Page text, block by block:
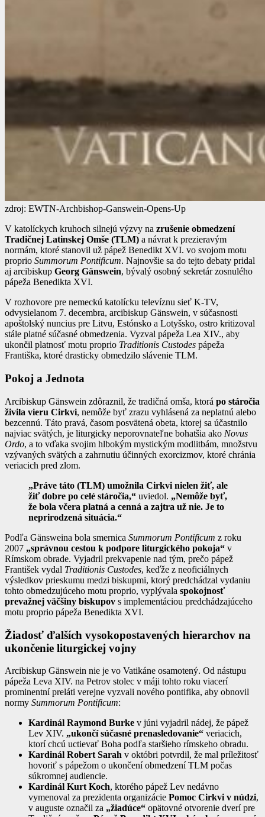
zdroj: EWTN-Archbishop-Ganswein-Opens-Up
V katolíckych kruhoch silnejú výzvy na zrušenie obmedzení
Tradičnej Latinskej Omše (TLM) a návrat k prezieravým
normám, ktoré stanovil už pápež Benedikt XVI. vo svojom motu
proprio Summorum Pontificum. Najnovšie sa do tejto debaty pridal
aj arcibiskup Georg Gänswein, bývalý osobný sekretár zosnulého
pápeža Benedikta XVI.
V rozhovore pre nemeckú katolícku televíznu sieť K-TV,
odvysielanom 7. decembra, arcibiskup Gänswein, v súčasnosti
apoštolský nuncius pre Litvu, Estónsko a Lotyšsko, ostro kritizoval
stále platné súčasné obmedzenia. Vyzval pápeža Lea XIV., aby
ukončil platnosť motu proprio Traditionis Custodes pápeža
Františka, ktoré drasticky obmedzilo slávenie TLM.
Pokoj a Jednota
Arcibiskup Gänswein zdôraznil, že tradičná omša, ktorá po stáročia
živila vieru Cirkvi, nemôže byť zrazu vyhlásená za neplatnú alebo
bezcennú. Táto pravá, časom posvätená obeta, ktorej sa účastnilo
najviac svätých, je liturgicky neporovnateľne bohatšia ako Novus
Ordo, a to vďaka svojim hlbokým mystickým modlitbám, množstvu
vzývaných svätých a zahrnutiu účinných exorcizmov, ktoré chránia
veriacich pred zlom.
„Práve táto (TLM) umožnila Cirkvi nielen žiť, ale
žiť dobre po celé stáročia,“ uviedol. „Nemôže byť,
že bola včera platná a cenná a zajtra už nie. Je to
neprirodzená situácia.“
Podľa Gänsweina bola smernica Summorum Pontificum z roku
2007 „správnou cestou k podpore liturgického pokoja“ v
Rímskom obrade. Vyjadril prekvapenie nad tým, prečo pápež
František vydal Traditionis Custodes, keďže z neoficiálnych
výsledkov prieskumu medzi biskupmi, ktorý predchádzal vydaniu
tohto obmedzujúceho motu proprio, vyplývala spokojnosť
prevažnej väčšiny biskupov s implementáciou predchádzajúceho
motu proprio pápeža Benedikta XVI.
Žiadosť ďalších vysokopostavených hierarchov na
ukončenie liturgickej vojny
Arcibiskup Gänswein nie je vo Vatikáne osamotený. Od nástupu
pápeža Leva XIV. na Petrov stolec v máji tohto roku viacerí
prominentní preláti verejne vyzvali nového pontifika, aby obnovil
normy Summorum Pontificum:
Kardinál Raymond Burke v júni vyjadril nádej, že pápež
Lev XIV. „ukončí súčasné prenasledovanie“ veriacich,
ktorí chcú uctievať Boha podľa staršieho rímskeho obradu.
Kardinál Robert Sarah v októbri potvrdil, že mal príležitosť
hovoriť s pápežom o ukončení obmedzení TLM počas
súkromnej audiencie.
Kardinál Kurt Koch, ktorého pápež Lev nedávno
vymenoval za prezidenta organizácie Pomoc Cirkvi v núdzi,
v auguste označil za „žiadúce“ opätovné otvorenie dverí pre